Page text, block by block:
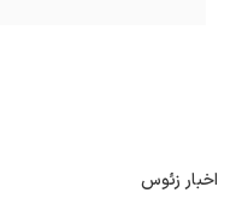
اخبار زئوس